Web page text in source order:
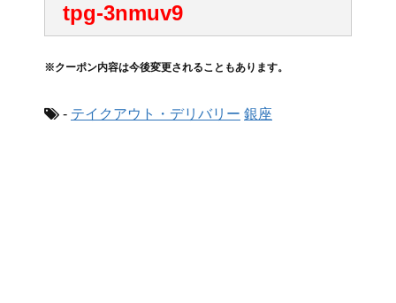
tpg-3nmuv9
※クーポン内容は今後変更されることもあります。
- テイクアウト・デリバリー 銀座